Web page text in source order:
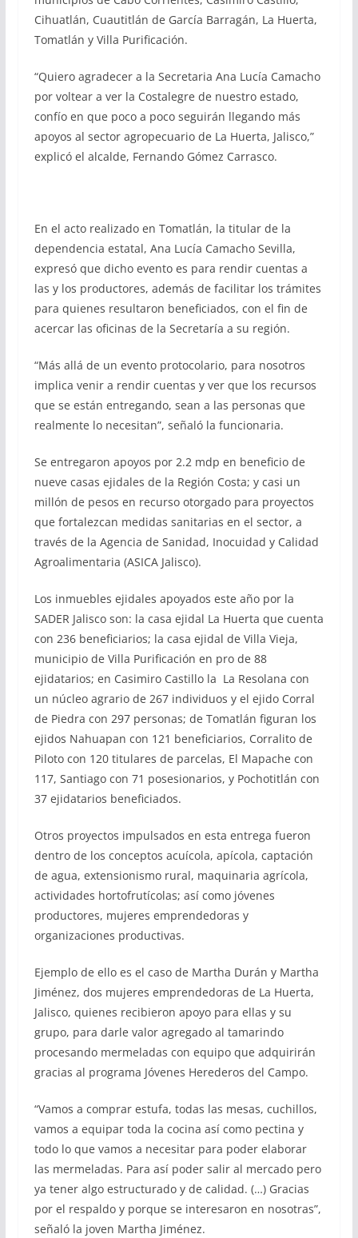
Cihuatlán, Cuautitlán de García Barragán, La Huerta,
Tomatlán y Villa Purificación.
“Quiero agradecer a la Secretaria Ana Lucía Camacho
por voltear a ver la Costalegre de nuestro estado,
confío en que poco a poco seguirán llegando más
apoyos al sector agropecuario de La Huerta, Jalisco,”
explicó el alcalde, Fernando Gómez Carrasco.
En el acto realizado en Tomatlán, la titular de la
dependencia estatal, Ana Lucía Camacho Sevilla,
expresó que dicho evento es para rendir cuentas a
las y los productores, además de facilitar los trámites
para quienes resultaron beneficiados, con el fin de
acercar las oficinas de la Secretaría a su región.
“Más allá de un evento protocolario, para nosotros
implica venir a rendir cuentas y ver que los recursos
que se están entregando, sean a las personas que
realmente lo necesitan”, señaló la funcionaria.
Se entregaron apoyos por 2.2 mdp en beneficio de
nueve casas ejidales de la Región Costa; y casi un
millón de pesos en recurso otorgado para proyectos
que fortalezcan medidas sanitarias en el sector, a
través de la Agencia de Sanidad, Inocuidad y Calidad
Agroalimentaria (ASICA Jalisco).
Los inmuebles ejidales apoyados este año por la
SADER Jalisco son: la casa ejidal La Huerta que cuenta
con 236 beneficiarios; la casa ejidal de Villa Vieja,
municipio de Villa Purificación en pro de 88
ejidatarios; en Casimiro Castillo la La Resolana con
un núcleo agrario de 267 individuos y el ejido Corral
de Piedra con 297 personas; de Tomatlán figuran los
ejidos Nahuapan con 121 beneficiarios, Corralito de
Piloto con 120 titulares de parcelas, El Mapache con
117, Santiago con 71 posesionarios, y Pochotitlán con
37 ejidatarios beneficiados.
Otros proyectos impulsados en esta entrega fueron
dentro de los conceptos acuícola, apícola, captación
de agua, extensionismo rural, maquinaria agrícola,
actividades hortofrutícolas; así como jóvenes
productores, mujeres emprendedoras y
organizaciones productivas.
Ejemplo de ello es el caso de Martha Durán y Martha
Jiménez, dos mujeres emprendedoras de La Huerta,
Jalisco, quienes recibieron apoyo para ellas y su
grupo, para darle valor agregado al tamarindo
procesando mermeladas con equipo que adquirirán
gracias al programa Jóvenes Herederos del Campo.
“Vamos a comprar estufa, todas las mesas, cuchillos,
vamos a equipar toda la cocina así como pectina y
todo lo que vamos a necesitar para poder elaborar
las mermeladas. Para así poder salir al mercado pero
ya tener algo estructurado y de calidad. (…) Gracias
por el respaldo y porque se interesaron en nosotras”,
señaló la joven Martha Jiménez.